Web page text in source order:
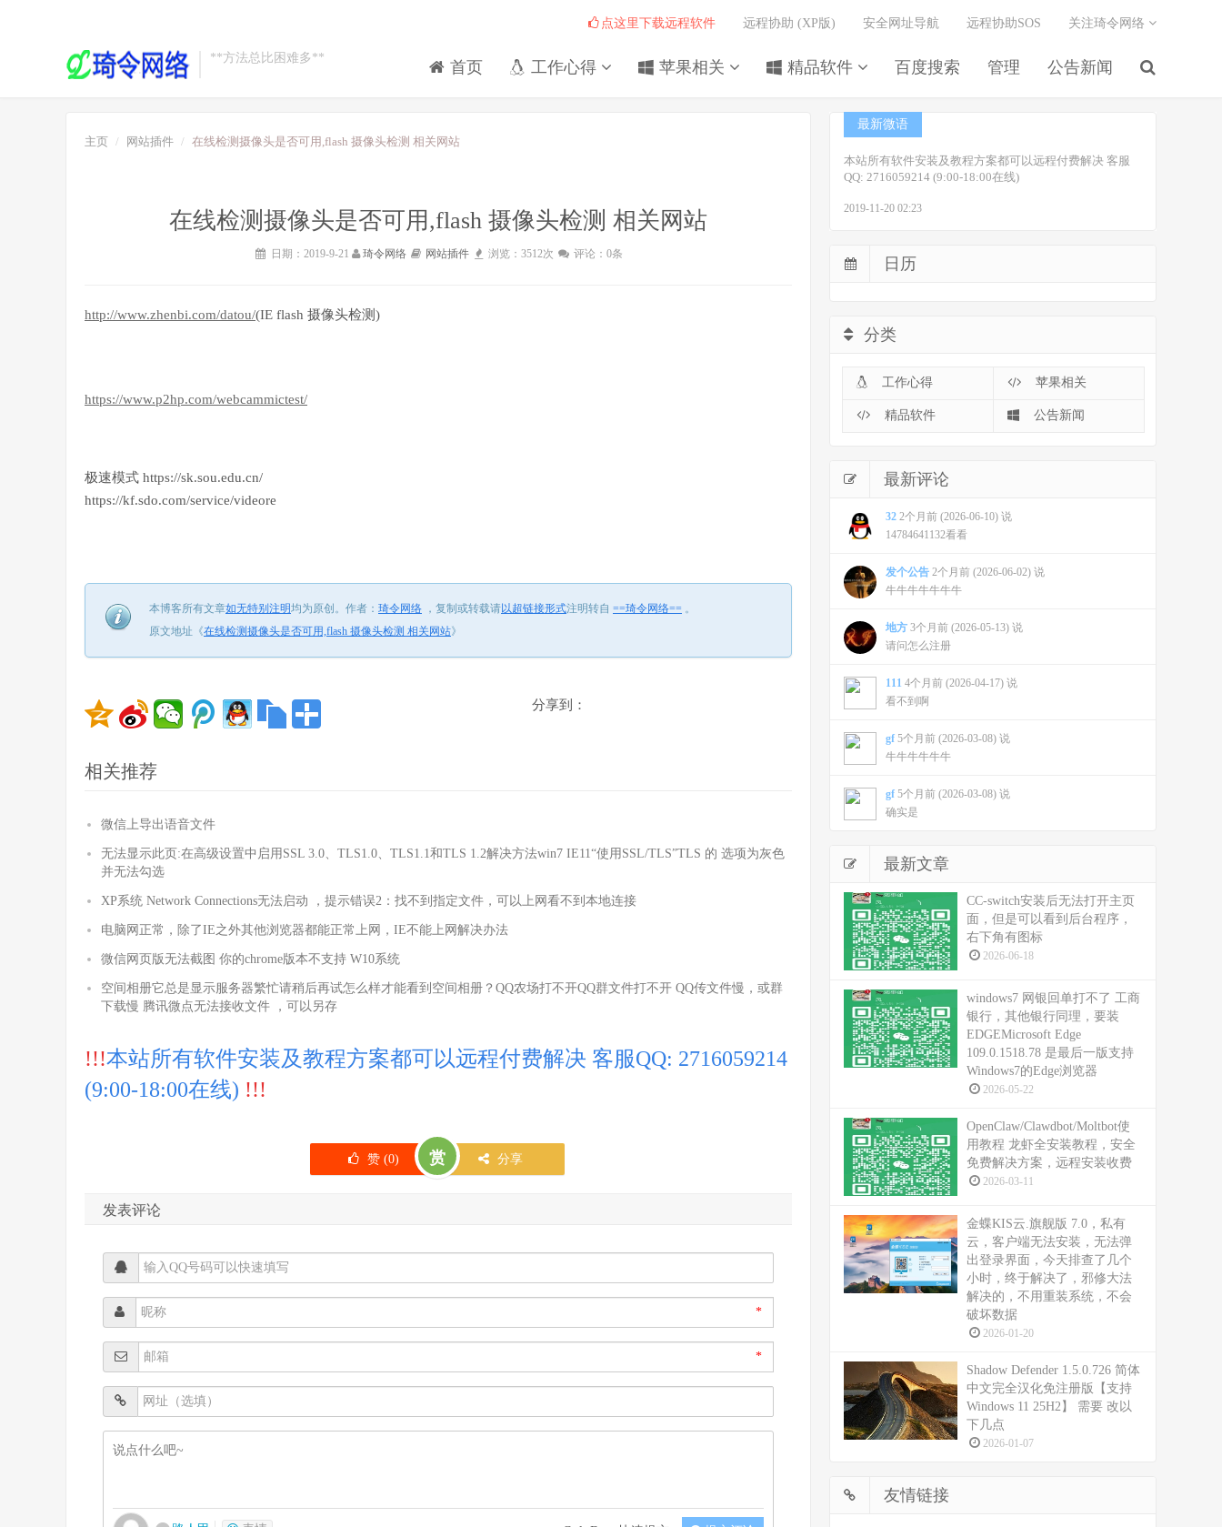
**方法总比困难多**
首页 工作心得 苹果相关 精品软件 百度搜索 管理 公告新闻
点这里下载远程软件 远程协助 (XP版) 安全网址导航 远程协助SOS 关注琦令网络
主页 网站插件 在线检测摄像头是否可用,flash 摄像头检测 相关网站
在线检测摄像头是否可用,flash 摄像头检测 相关网站
日期：2019-9-21 琦令网络 网站插件 浏览：3512次 评论：0条
http://www.zhenbi.com/datou/(IE flash 摄像头检测)
https://www.p2hp.com/webcammictest/
极速模式 https://sk.sou.edu.cn/
https://kf.sdo.com/service/videore
本博客所有文章如无特别注明均为原创。 作者： 琦令网络 ， 复制或转载请以超链接形式注明转自 ==琦令网络== 。
原文地址《在线检测摄像头是否可用,flash 摄像头检测 相关网站》
分享到：
相关推荐
微信上导出语音文件
无法显示此页:在高级设置中启用SSL 3.0、TLS1.0、TLS1.1和TLS 1.2解决方法win7 IE11“使用SSL/TLS”TLS 的 选项为灰色
并无法勾选
XP系统 Network Connections无法启动 ，提示错误2：找不到指定文件，可以上网看不到本地连接
电脑网正常，除了IE之外其他浏览器都能正常上网，IE不能上网解决办法
微信网页版无法截图 你的chrome版本不支持 W10系统
空间相册它总是显示服务器繁忙请稍后再试怎么样才能看到空间相册？QQ农场打不开QQ群文件打不开 QQ传文件慢，或群
下载慢 腾讯微点无法接收文件 ，可以另存
!!!本站所有软件安装及教程方案都可以远程付费解决 客服QQ: 2716059214
(9:00-18:00在线) !!!
赞 (0) 赏 分享
发表评论
*
*
最新微语
本站所有软件安装及教程方案都可以远程付费解决 客服
QQ: 2716059214 (9:00-18:00在线)
2019-11-20 02:23
日历
分类
工作心得 苹果相关
精品软件 公告新闻
最新评论
32 2个月前 (2026-06-10) 说
14784641132看看
发个公告 2个月前 (2026-06-02) 说
牛牛牛牛牛牛牛
地方 3个月前 (2026-05-13) 说
请问怎么注册
111 4个月前 (2026-04-17) 说
看不到啊
gf 5个月前 (2026-03-08) 说
牛牛牛牛牛牛
gf 5个月前 (2026-03-08) 说
确实是
最新文章
CC-switch安装后无法打开主页
面，但是可以看到后台程序，
右下角有图标
2026-06-18
windows7 网银回单打不了 工商
银行，其他银行同理，要装
EDGEMicrosoft Edge
109.0.1518.78 是最后一版支持
Windows7的Edge浏览器
2026-05-22
OpenClaw/Clawdbot/Moltbot使
用教程 龙虾全安装教程，安全
免费解决方案，远程安装收费
2026-03-11
金蝶KIS云.旗舰版 7.0，私有
云，客户端无法安装，无法弹
出登录界面，今天排查了几个
小时，终于解决了，邪修大法
解决的，不用重装系统，不会
破坏数据
2026-01-20
Shadow Defender 1.5.0.726 简体
中文完全汉化免注册版【支持
Windows 11 25H2】 需要 改以
下几点
2026-01-07
友情链接